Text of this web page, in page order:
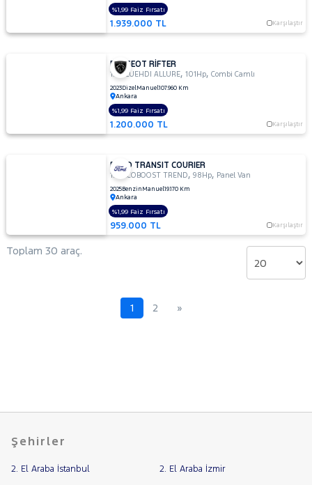
1.939.000 TL Karşılaştır
%1,99 Faiz Fırsatı
PEUGEOT RİFTER
1.5 BLUEHDI ALLURE,101Hp,Combi Camlı
2023DizelManuel107.960 Km
Ankara
1.200.000 TL Karşılaştır
%1,99 Faiz Fırsatı
FORD TRANSIT COURIER
1.0 ECOBOOST TREND,98Hp, Panel Van
2025Benzin Manuel19.170 Km
Ankara
959.000 TL Karşılaştır
%1,99 Faiz Fırsatı
Toplam 30 araç.
1 2 »
Şehirler
2. El Araba İstanbul 2. El Araba İzmir